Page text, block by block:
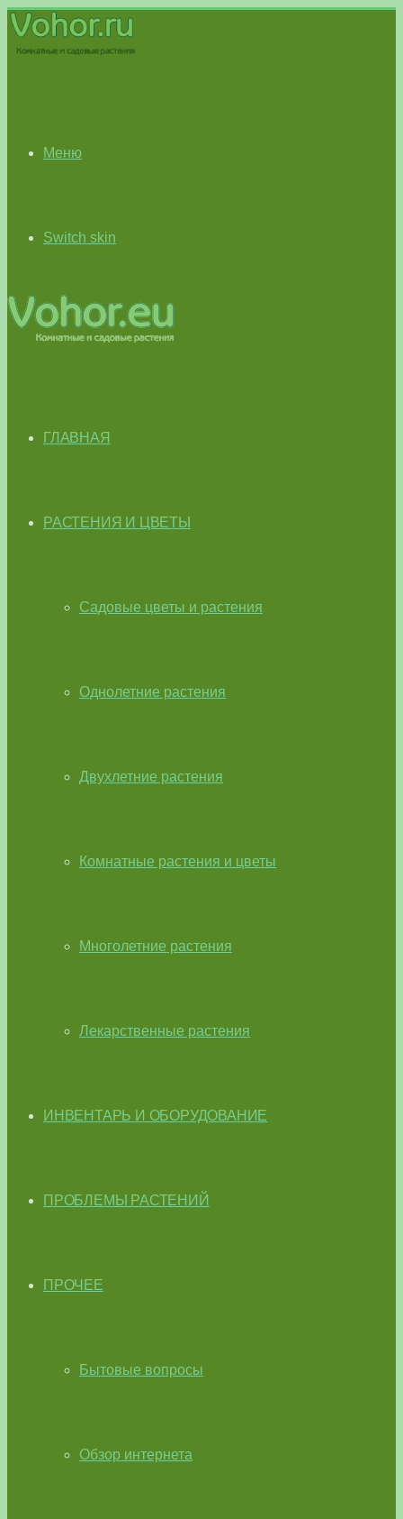
Меню
Switch skin
ГЛАВНАЯ
РАСТЕНИЯ И ЦВЕТЫ
Садовые цветы и растения
Однолетние растения
Двухлетние растения
Комнатные растения и цветы
Многолетние растения
Лекарственные растения
ИНВЕНТАРЬ И ОБОРУДОВАНИЕ
ПРОБЛЕМЫ РАСТЕНИЙ
ПРОЧЕЕ
Бытовые вопросы
Обзор интернета